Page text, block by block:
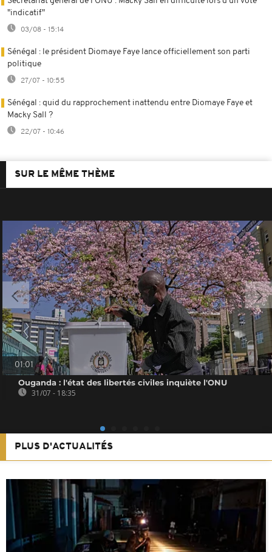
"indicatif"
03/08 - 15:14
Sénégal : le président Diomaye Faye lance officiellement son parti
politique
27/07 - 10:55
Sénégal : quid du rapprochement inattendu entre Diomaye Faye et
Macky Sall ?
22/07 - 10:46
SUR LE MÊME THÈME
01:01
Ouganda : l'état des libertés civiles inquiète l'ONU
31/07 - 18:35
PLUS D'ACTUALITÉS